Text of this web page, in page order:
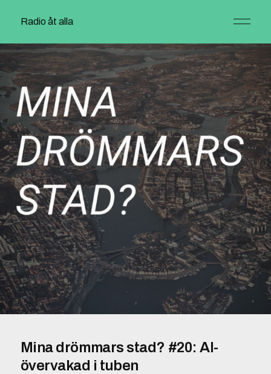
Radio åt alla
Mina drömmars stad? #20: AI-
övervakad i tuben